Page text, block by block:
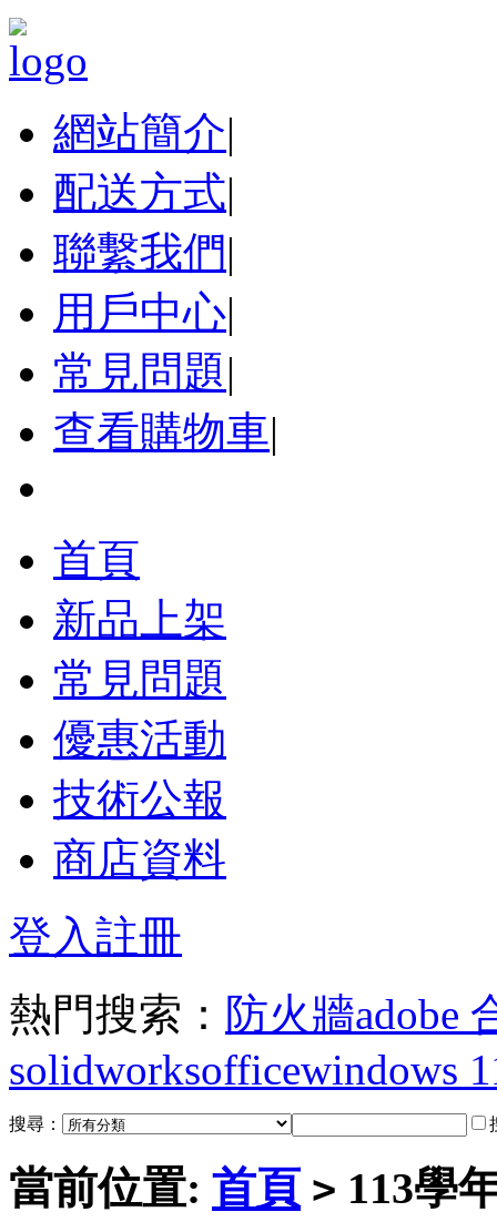
網站簡介|
配送方式|
聯繫我們|
用戶中心|
常見問題|
查看購物車|
首頁
新品上架
常見問題
優惠活動
技術公報
商店資料
登入註冊
熱門搜索： 防火牆adobe
solidworksofficewindows
搜尋：
當前位置: 首頁 > 113學